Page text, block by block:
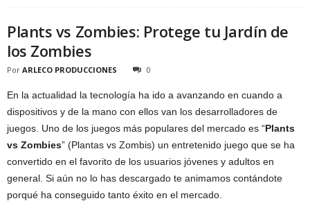
Plants vs Zombies: Protege tu Jardín de
los Zombies
Por ARLECO PRODUCCIONES 0
En la actualidad la tecnología ha ido a avanzando en cuando a
dispositivos y de la mano con ellos van los desarrolladores de
juegos. Uno de los juegos más populares del mercado es “Plants
vs Zombies” (Plantas vs Zombis) un entretenido juego que se ha
convertido en el favorito de los usuarios jóvenes y adultos en
general. Si aún no lo has descargado te animamos contándote
porqué ha conseguido tanto éxito en el mercado.